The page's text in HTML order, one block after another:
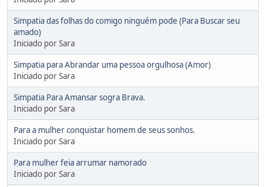
Simpatia das folhas do comigo ninguém pode (Para Buscar seu
amado)
Iniciado por Sara
Simpatia para Abrandar uma pessoa orgulhosa (Amor)
Iniciado por Sara
Simpatia Para Amansar sogra Brava.
Iniciado por Sara
Para a mulher conquistar homem de seus sonhos.
Iniciado por Sara
Para mulher feia arrumar namorado
Iniciado por Sara